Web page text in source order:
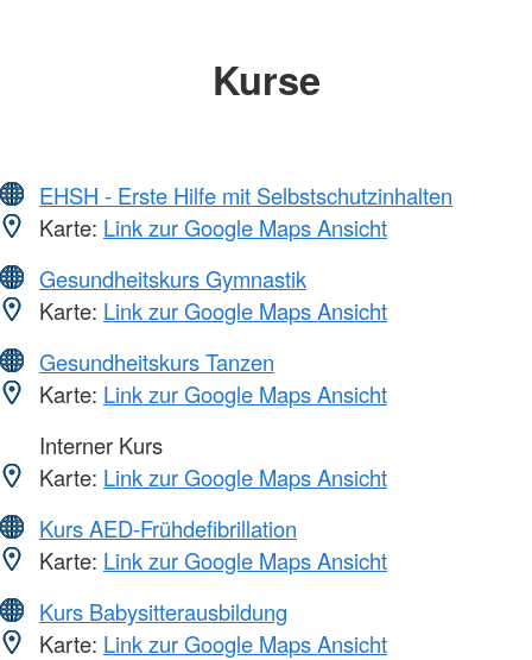
Kurse
EHSH - Erste Hilfe mit Selbstschutzinhalten
Karte: Link zur Google Maps Ansicht
Gesundheitskurs Gymnastik
Karte: Link zur Google Maps Ansicht
Gesundheitskurs Tanzen
Karte: Link zur Google Maps Ansicht
Interner Kurs
Karte: Link zur Google Maps Ansicht
Kurs AED-Frühdefibrillation
Karte: Link zur Google Maps Ansicht
Kurs Babysitterausbildung
Karte: Link zur Google Maps Ansicht